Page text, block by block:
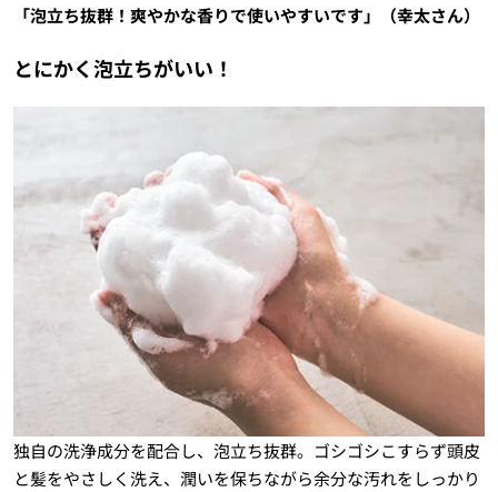
「泡立ち抜群！爽やかな香りで使いやすいです」（幸太さん）
とにかく泡立ちがいい！
独自の洗浄成分を配合し、泡立ち抜群。ゴシゴシこすらず頭皮
と髪をやさしく洗え、潤いを保ちながら余分な汚れをしっかり